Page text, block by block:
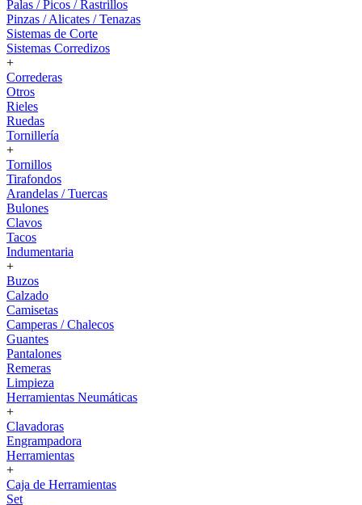
Palas / Picos / Rastrillos
Pinzas / Alicates / Tenazas
Sistemas de Corte
Sistemas Corredizos
+
Correderas
Otros
Rieles
Ruedas
Tornillería
+
Tornillos
Tirafondos
Arandelas / Tuercas
Bulones
Clavos
Tacos
Indumentaria
+
Buzos
Calzado
Camisetas
Camperas / Chalecos
Guantes
Pantalones
Remeras
Limpieza
Herramientas Neumáticas
+
Clavadoras
Engrampadora
Herramientas
+
Caja de Herramientas
Set